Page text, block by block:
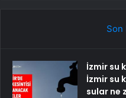
Son
İzmir su
İzmir su
sular ne